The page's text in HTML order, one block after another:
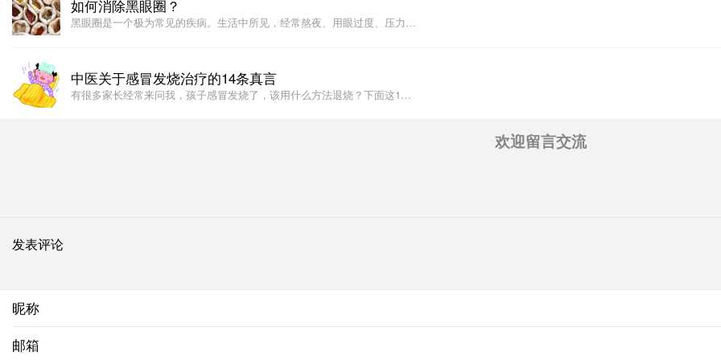
如何消除黑眼圈？
黑眼圈是一个极为常见的疾病。生活中所见，经常熬夜、用眼过度、压力…
中医关于感冒发烧治疗的14条真言
有很多家长经常来问我，孩子感冒发烧了，该用什么方法退烧？下面这1…
欢迎留言交流
发表评论
昵称
邮箱